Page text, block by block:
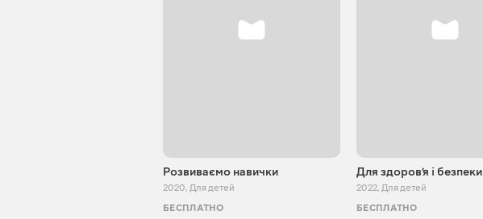
Розвиваємо навички
2020, Для детей
БЕСПЛАТНО
Для здоровʼя і безпеки
2022, Для детей
БЕСПЛАТНО